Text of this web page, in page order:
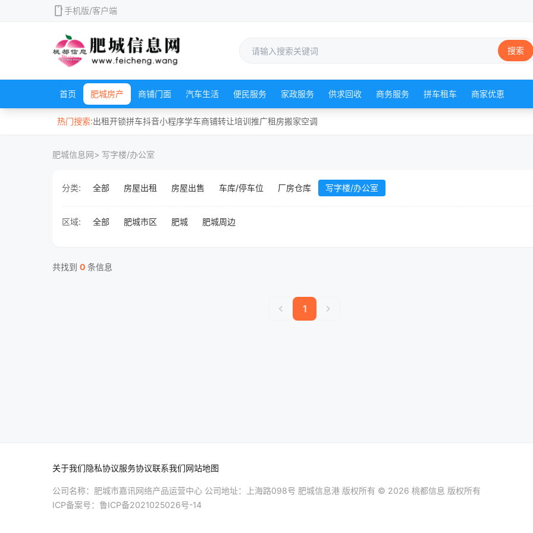
mobile手机版/客户端
搜索
首页 肥城房产 商铺门面 汽车生活 便民服务 家政服务 供求回收 商务服务 拼车租车 商家优恵
热门搜索:出租开锁拼车抖音小程序学车商铺转让培训推广租房搬家空调
肥城信息网> 写字楼/办公室
分类: 全部 房屋出租 房屋出售 车库/停车位 厂房仓库 写字楼/办公室
区域: 全部 肥城市区 肥城 肥城周边
共找到 0 条信息
chevron_left 1 chevron_right
关于我们隐私协议服务协议联系我们网站地图
公司名称：肥城市嘉讯网络产品运营中心 公司地址：上海路098号 肥城信息港 版权所有 © 2026 桃都信息 版权所有
ICP备案号： 鲁ICP备2021025026号-14